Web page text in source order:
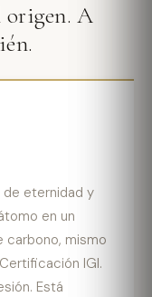
origen. A
de eternidad y
en un
carbono, mismo
IGI.
Está